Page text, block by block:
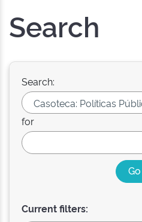
Search
Search:
for
Current filters: